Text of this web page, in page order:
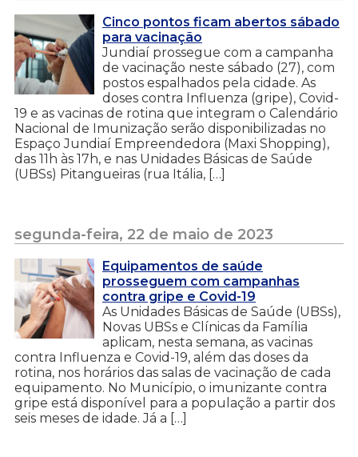
Cinco pontos ficam abertos sábado
para vacinação
Jundiaí prossegue com a campanha
de vacinação neste sábado (27), com
postos espalhados pela cidade. As
doses contra Influenza (gripe), Covid-
19 e as vacinas de rotina que integram o Calendário
Nacional de Imunização serão disponibilizadas no
Espaço Jundiaí Empreendedora (Maxi Shopping),
das 11h às 17h, e nas Unidades Básicas de Saúde
(UBSs) Pitangueiras (rua Itália, […]
segunda-feira, 22 de maio de 2023
Equipamentos de saúde
prosseguem com campanhas
contra gripe e Covid-19
As Unidades Básicas de Saúde (UBSs),
Novas UBSs e Clínicas da Família
aplicam, nesta semana, as vacinas
contra Influenza e Covid-19, além das doses da
rotina, nos horários das salas de vacinação de cada
equipamento. No Município, o imunizante contra
gripe está disponível para a população a partir dos
seis meses de idade. Já a […]